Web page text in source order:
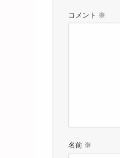
コメント ※
名前 ※